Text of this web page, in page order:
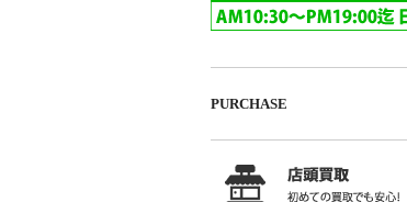
PURCHASE